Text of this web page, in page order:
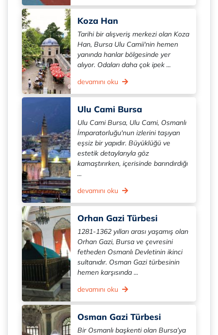
Koza Han
Tarihi bir alışveriş merkezi olan Koza
Han, Bursa Ulu Camii'nin hemen
yanında hanlar bölgesinde yer
alıyor. Odaları daha çok ipek ...
devamını oku
Ulu Cami Bursa
Ulu Cami Bursa, Ulu Cami, Osmanlı
İmparatorluğu'nun izlerini taşıyan
eşsiz bir yapıdır. Büyüklüğü ve
estetik detaylarıyla göz
kamaştırırken, içerisinde barındırdığı
...
devamını oku
Orhan Gazi Türbesi
1281-1362 yılları arası yaşamış olan
Orhan Gazi, Bursa ve çevresini
fetheden Osmanlı Devletinin ikinci
sultanıdır. Osman Gazi türbesinin
hemen karşısında ...
devamını oku
Osman Gazi Türbesi
Bir Osmanlı başkenti olan Bursa’ya